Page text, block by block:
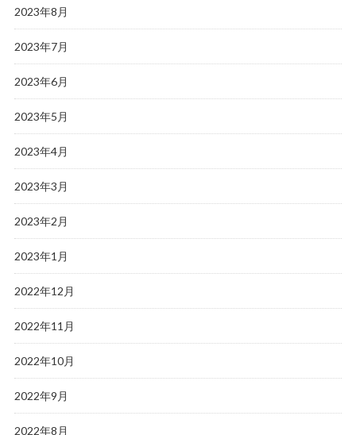
2023年8月
2023年7月
2023年6月
2023年5月
2023年4月
2023年3月
2023年2月
2023年1月
2022年12月
2022年11月
2022年10月
2022年9月
2022年8月